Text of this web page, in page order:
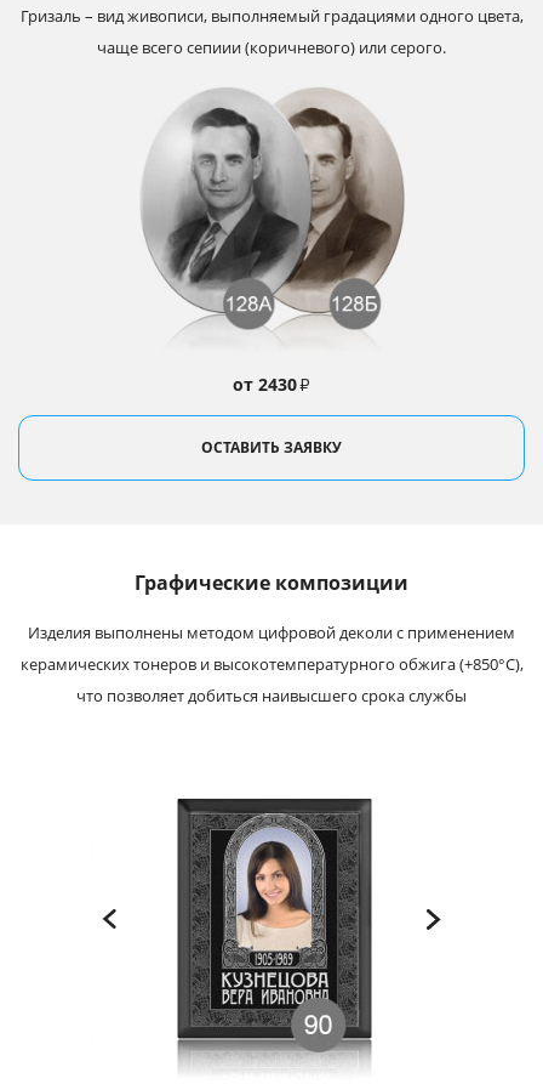
от 2430₽
Гризаль – вид живописи, выполняемый градациями одного цвета,
чаще всего сепиии (коричневого) или серого.
ОСТАВИТЬ ЗАЯВКУ
Графические композиции
Изделия выполнены методом цифровой деколи с применением
керамических тонеров и высокотемпературного обжига (+850°С),
что позволяет добиться наивысшего срока службы